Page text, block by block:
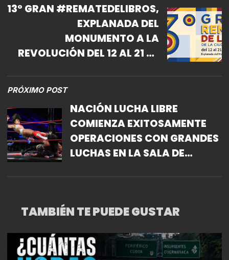
13° GRAN #REMATEDELIBROS,
EXPLANADA DEL
MONUMENTO A LA
REVOLUCIÓN DEL 12 AL 21 DE
PRÓXIMO POST
NACIÓN LUCHA LIBRE
COMIENZA EXITOSAMENTE
OPERACIONES CON GRANDES
LUCHAS EN LA SALA DE
TAMBIÉN TE PUEDE GUSTAR